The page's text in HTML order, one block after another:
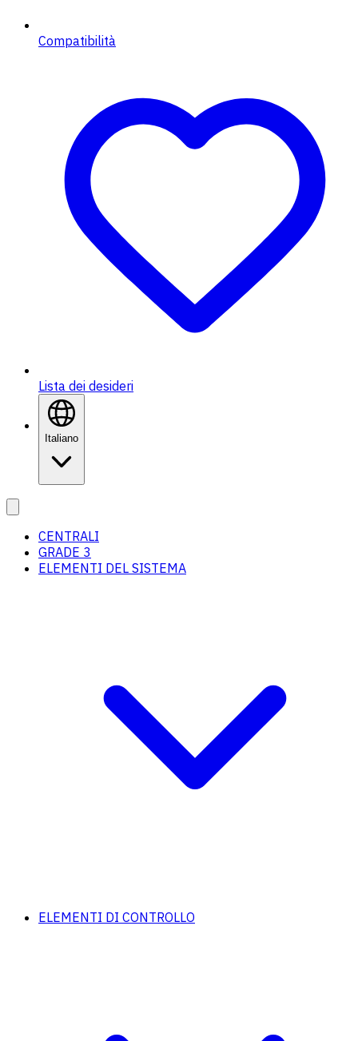
Compatibilità
Lista dei desideri
Italiano
CENTRALI
GRADE 3
ELEMENTI DEL SISTEMA
ELEMENTI DI CONTROLLO